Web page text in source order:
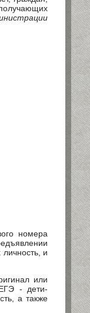
номера
и
или
- дети-
а также